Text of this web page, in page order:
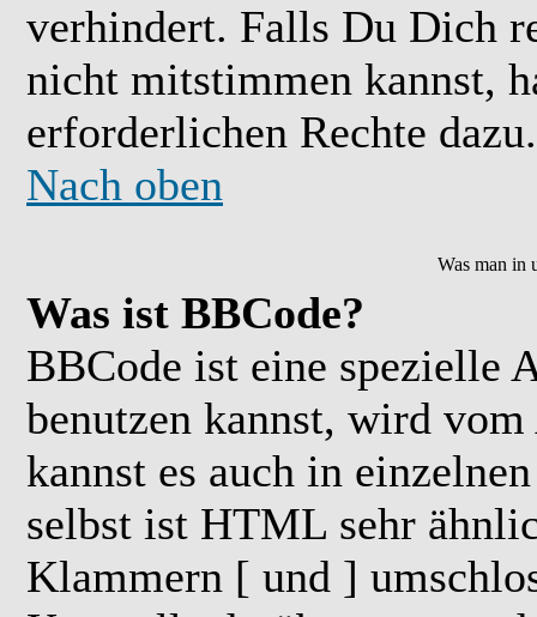
verhindert. Falls Du Dich
nicht mitstimmen kannst,
erforderlichen Rechte dazu.
Nach oben
Was man in
Was ist BBCode?
BBCode ist eine spezielle
benutzen kannst, wird
kannst es auch in
selbst ist HTML sehr
Klammern [ und ]